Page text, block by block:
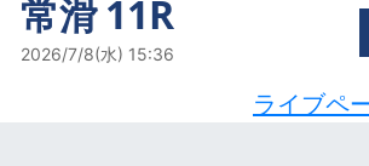
常滑11R
2026/7/8(水) 15:36
ライブペ